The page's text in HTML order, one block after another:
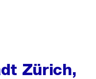
Zürich,